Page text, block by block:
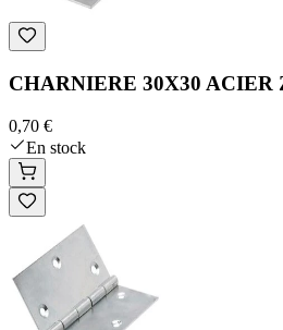
CHARNIERE 30X30 ACIER
0,70 €
En stock